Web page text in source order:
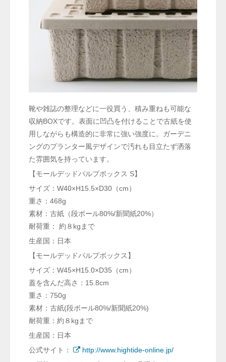
靴や雑誌の整理などに一役買う、積み重ねも可能な
収納BOXです。表面に凹凸を付けることで古紙を使
用しながらも構造的に非常に強い強度に。ガーデニ
ングのプランター風デザインで汚れも目立たず洒落
た雰囲気を持っています。
【モールデッドパルプボックス S】
サイズ：W40×H15.5×D30（cm）
重さ：468g
素材：古紙（段ボール80%/新聞紙20%）
耐荷重： 約８kgまで
生産国：日本
【モールデッドパルプボックス】
サイズ：W45×H15.0×D35（cm）
蓋を含んだ高さ：15.8cm
重さ：750g
素材：古紙(段ボール80%/新聞紙20%)
耐荷重：約８kgまで
生産国：日本
公式サイト：
http://www.hightide-online.jp/